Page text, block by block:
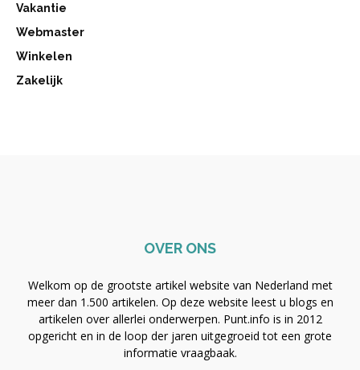
Vakantie
Webmaster
Winkelen
Zakelijk
OVER ONS
Welkom op de grootste artikel website van Nederland met
meer dan 1.500 artikelen. Op deze website leest u blogs en
artikelen over allerlei onderwerpen. Punt.info is in 2012
opgericht en in de loop der jaren uitgegroeid tot een grote
informatie vraagbaak.